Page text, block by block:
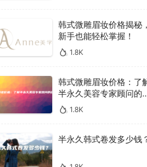
韩式微雕眉妆价格揭秘，
新手也能轻松掌握！
1.8K
韩式微雕眉妆价格：了
半永久美容专家顾问的
议 1.8K
半永久韩式卷发多少钱